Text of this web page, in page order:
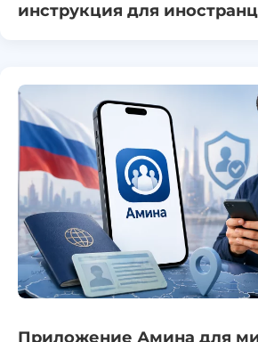
инструкция для
Приложение Амина для